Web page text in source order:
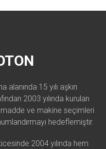
15 yılı aşkın
2003 yılında kurulan
ve makine seçimleri
hedeflemiştir.
2004 yılında hem